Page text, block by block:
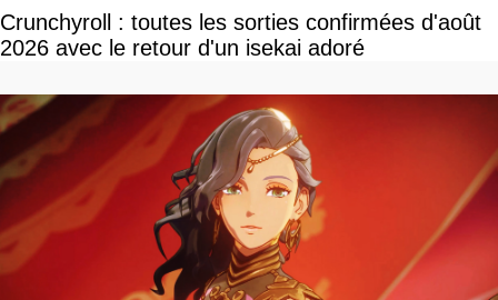
Crunchyroll : toutes les sorties confirmées d'août
2026 avec le retour d'un isekai adoré